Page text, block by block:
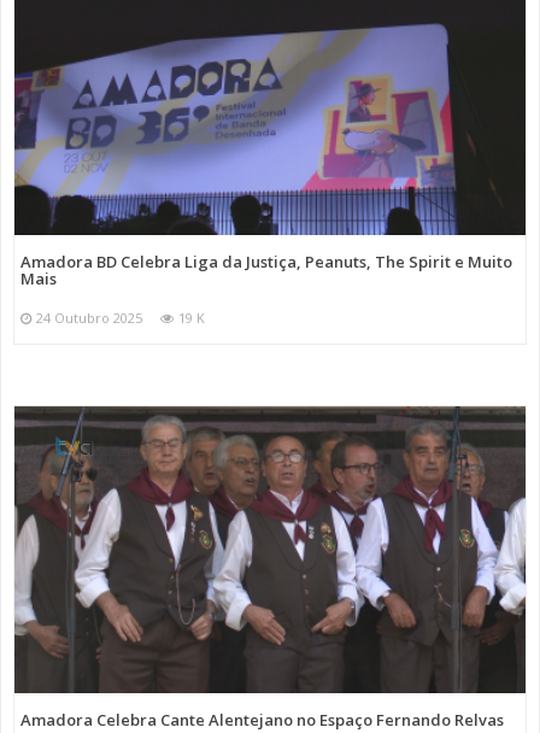
Amadora BD Celebra Liga da Justiça, Peanuts, The Spirit e Muito
Mais
24 Outubro 2025 19 K
Amadora Celebra Cante Alentejano no Espaço Fernando Relvas